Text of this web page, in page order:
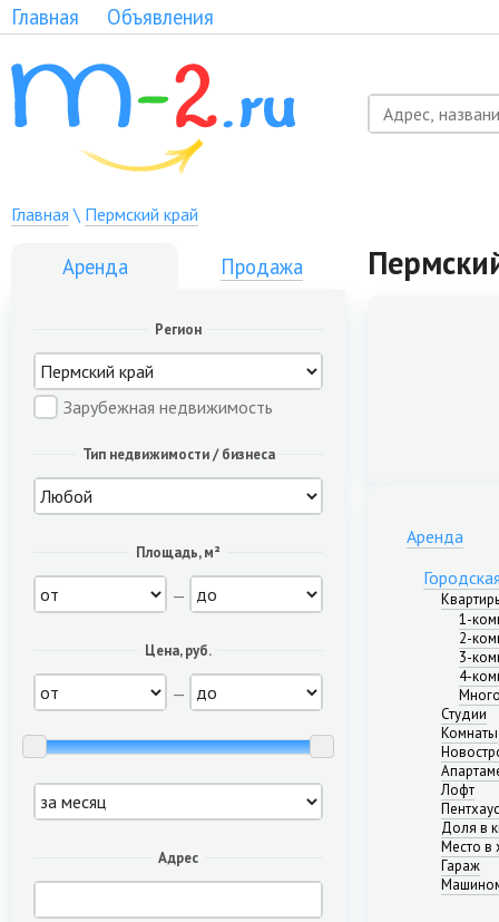
Главная Объявления
Главная \ Пермский край
Аренда Продажа
Регион
Зарубежная недвижимость
Тип недвижимости / бизнеса
Площадь, м²
—
Цена, руб.
—
Адрес
Аренда
1-
2-
3-
4-
Студии
Комнаты
Лофт
Пентхаус
Доля в
Место в
Гараж